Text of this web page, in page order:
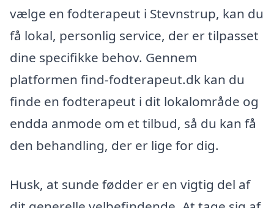
vælge en fodterapeut i Stevnstrup, kan du
få lokal, personlig service, der er tilpasset
dine specifikke behov. Gennem
platformen find-fodterapeut.dk kan du
finde en fodterapeut i dit lokalområde og
endda anmode om et tilbud, så du kan få
den behandling, der er lige for dig.
Husk, at sunde fødder er en vigtig del af